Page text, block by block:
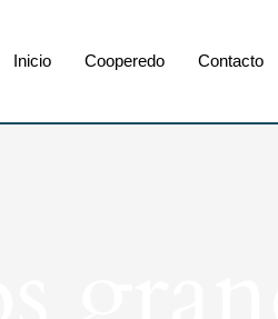
Inicio Cooperedo Contacto